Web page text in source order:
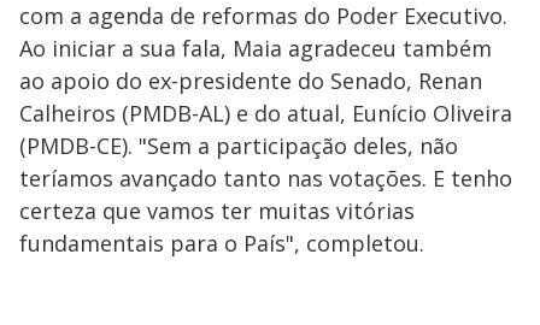
com a agenda de reformas do Poder Executivo.
Ao iniciar a sua fala, Maia agradeceu também
ao apoio do ex-presidente do Senado, Renan
Calheiros (PMDB-AL) e do atual, Eunício Oliveira
(PMDB-CE). "Sem a participação deles, não
teríamos avançado tanto nas votações. E tenho
certeza que vamos ter muitas vitórias
fundamentais para o País", completou.